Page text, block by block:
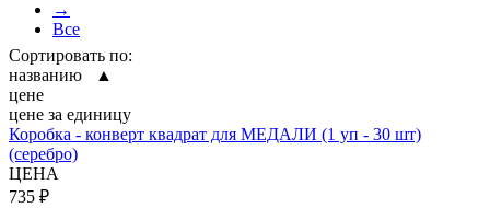
→
Все
Сортировать по:
названию ▲
цене
цене за единицу
Коробка - конверт квадрат для МЕДАЛИ (1 уп - 30 шт)
(серебро)
ЦЕНА
735 ₽